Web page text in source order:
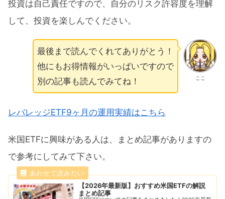
投資は自己責任ですので、自分のリスク許容度を理解
して、投資を楽しんでください。
ここ
最後まで読んでくれてありがとう！
他にもお得情報がいっぱいですので
別の記事も読んでみてね！
レバレッジETF9ヶ月の運用実績はこちら
米国ETFに興味がある人は、まとめ記事がありますの
で参考にしてみて下さい。
【2026年最新版】おすすめ米国ETFの解説
まとめ記事